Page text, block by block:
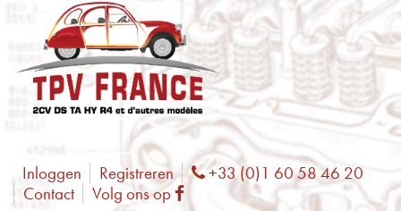
Inloggen Registreren Phone
+33 (0)1 60 58 46 20
Contact
Volg ons op Facebook